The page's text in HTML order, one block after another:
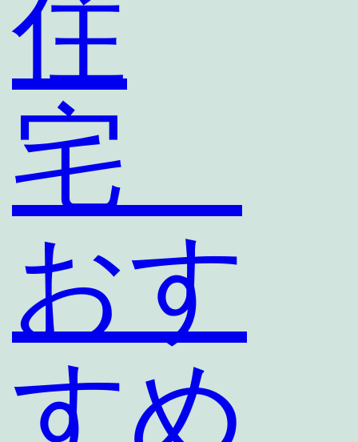
住
宅
おす
すめ